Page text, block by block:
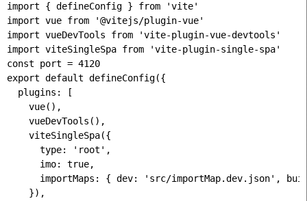
import { defineConfig } from 'vite'
import vue from '@vitejs/plugin-vue'
import vueDevTools from 'vite-plugin-vue-devtools'
import viteSingleSpa from 'vite-plugin-single-spa'
const port = 4120
export default defineConfig({
  plugins: [
    vue(),
    vueDevTools(),
    viteSingleSpa({
      type: 'root',
      imo: true,
importMaps: { dev: 'src/importMap.dev.json',
    }),